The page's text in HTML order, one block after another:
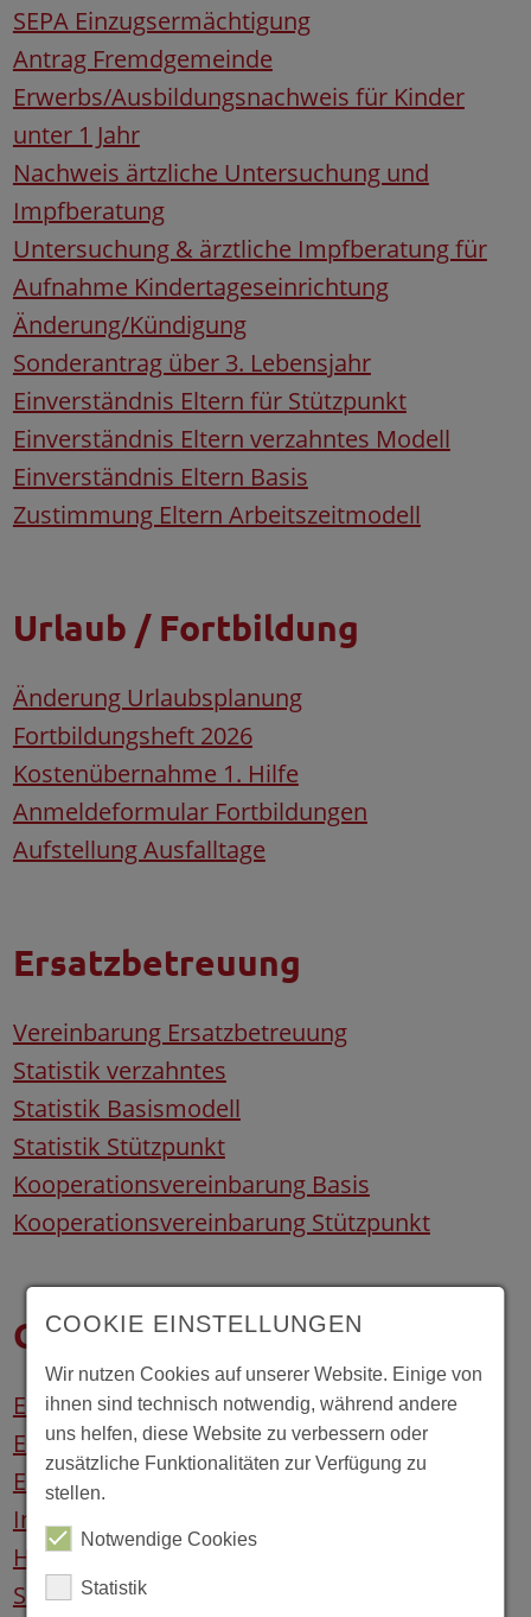
SEPA Einzugsermächtigung
Antrag Fremdgemeinde
Erwerbs/Ausbildungsnachweis für Kinder
unter 1 Jahr
Nachweis ärtzliche Untersuchung und
Impfberatung
Untersuchung & ärztliche Impfberatung für
Aufnahme Kindertageseinrichtung
Änderung/Kündigung
Sonderantrag über 3. Lebensjahr
Einverständnis Eltern für Stützpunkt
Einverständnis Eltern verzahntes Modell
Einverständnis Eltern Basis
Zustimmung Eltern Arbeitszeitmodell
Urlaub / Fortbildung
Änderung Urlaubsplanung
Fortbildungsheft 2026
Kostenübernahme 1. Hilfe
Anmeldeformular Fortbildungen
Aufstellung Ausfalltage
Ersatzbetreuung
Vereinbarung Ersatzbetreuung
Statistik verzahntes
Statistik Basismodell
Statistik Stützpunkt
Kooperationsvereinbarung Basis
Kooperationsvereinbarung Stützpunkt
Gesundheit / Empfehlungen
Einverständnis Zeckenentfernung
Empfehlung Medikamentengabe
Einverständnis Medikamentengabe
Information Lebensmittelhygiene
Handreichung Infektionskrankheiten
Selbsterklärung Masernschutz
COOKIE EINSTELLUNGEN
Wir nutzen Cookies auf unserer Website. Einige von
ihnen sind technisch notwendig, während andere
uns helfen, diese Website zu verbessern oder
zusätzliche Funktionalitäten zur Verfügung zu
stellen.
Notwendige Cookies
Statistik